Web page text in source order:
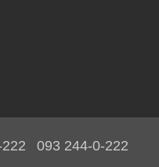
093 244-0-222